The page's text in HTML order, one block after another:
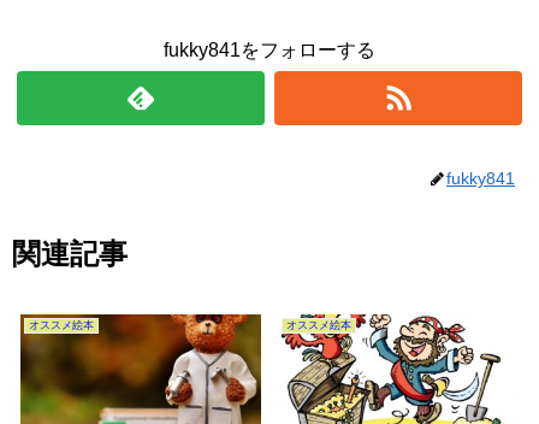
fukky841をフォローする
fukky841
関連記事
オススメ絵本 オススメ絵本